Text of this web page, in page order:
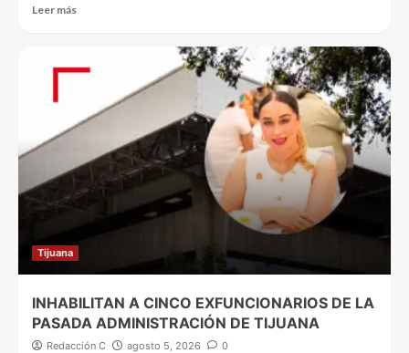
Leer más
Tijuana
INHABILITAN A CINCO EXFUNCIONARIOS DE LA
PASADA ADMINISTRACIÓN DE TIJUANA
Redacción C agosto 5, 2026 0